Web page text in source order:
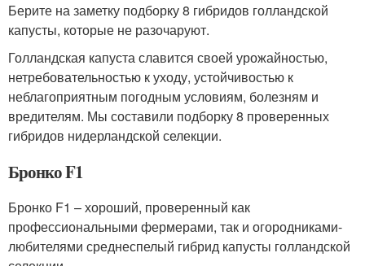
Берите на заметку подборку 8 гибридов голландской
капусты, которые не разочаруют.
Голландская капуста славится своей урожайностью,
нетребовательностью к уходу, устойчивостью к
неблагоприятным погодным условиям, болезням и
вредителям. Мы составили подборку 8 проверенных
гибридов нидерландской селекции.
Бронко F1
Бронко F1 – хороший, проверенный как
профессиональными фермерами, так и огородниками-
любителями среднеспелый гибрид капусты голландской